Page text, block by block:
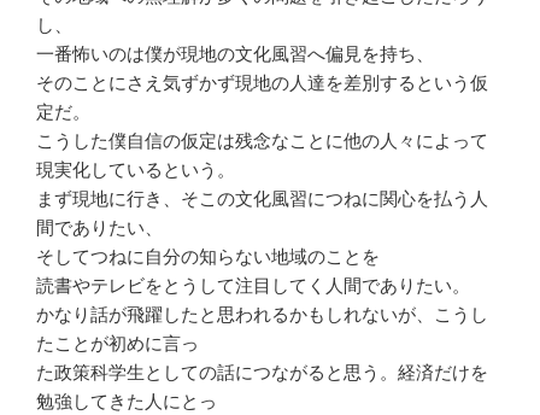
し、
一番怖いのは僕が現地の文化風習へ偏見を持ち、
そのことにさえ気ずかず現地の人達を差別するという仮
定だ。
こうした僕自信の仮定は残念なことに他の人々によって
現実化しているという。
まず現地に行き、そこの文化風習につねに関心を払う人
間でありたい、
そしてつねに自分の知らない地域のことを
読書やテレビをとうして注目してく人間でありたい。
かなり話が飛躍したと思われるかもしれないが、こうし
たことが初めに言っ
た政策科学生としての話につながると思う。経済だけを
勉強してきた人にとっ